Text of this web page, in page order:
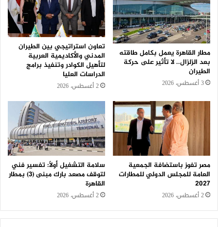
مطار القاهرة يعمل بكامل طاقته
بعد الزلزال.. لا تأثير على حركة
الطيران
3 أغسطس، 2026
تعاون استراتيجي بين الطيران
المدني والأكاديمية العربية
لتأهيل الكوادر وتنفيذ برامج
الدراسات العليا
2 أغسطس، 2026
مصر تفوز باستضافة الجمعية
العامة للمجلس الدولي للمطارات
2027
2 أغسطس، 2026
سلامة التشغيل أولًا: تفسير فني
لتوقف مصعد بارك مبنى (3) بمطار
القاهرة
2 أغسطس، 2026